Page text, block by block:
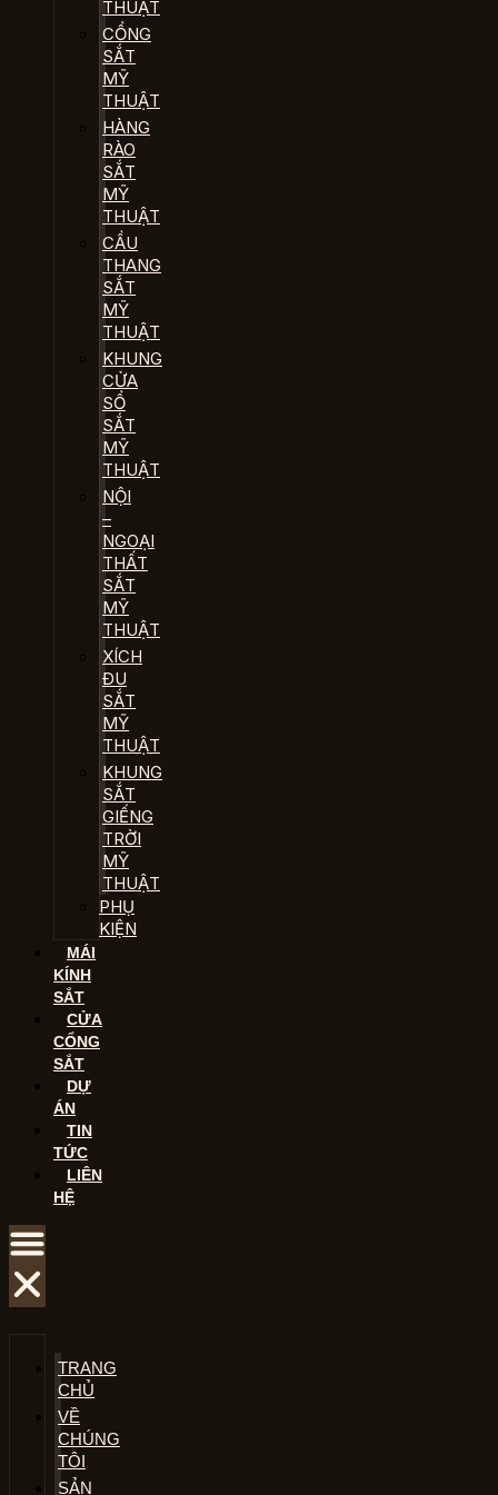
THUẬT
CỔNG
SẮT
MỸ
THUẬT
HÀNG
RÀO
SẮT
MỸ
THUẬT
CẦU
THANG
SẮT
MỸ
THUẬT
KHUNG
CỬA
SỔ
SẮT
MỸ
THUẬT
NỘI
–
NGOẠI
THẤT
SẮT
MỸ
THUẬT
XÍCH
ĐU
SẮT
MỸ
THUẬT
KHUNG
SẮT
GIẾNG
TRỜI
MỸ
THUẬT
PHỤ
KIỆN
MÁI
KÍNH
SẮT
CỬA
CỔNG
SẮT
DỰ
ÁN
TIN
TỨC
LIÊN
HỆ
TRANG
CHỦ
VỀ
CHÚNG
TÔI
SẢN